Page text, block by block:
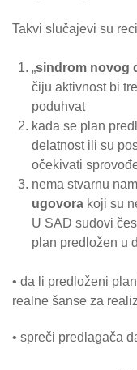
Takvi slučajevi su
„sindrom novog
čiju aktivnost bi
poduhvat
kada se plan
delatnost ili su
očekivati
nema stvarnu
ugovorakoji su
U SAD sudovi
plan predložen u
• da li predloženi
realne šanse za
• spreči predlagača